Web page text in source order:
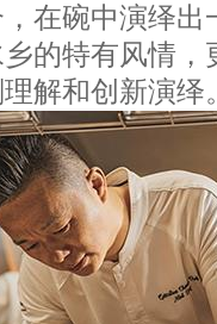
在碗中演绎
的特有风情
解和创新演绎